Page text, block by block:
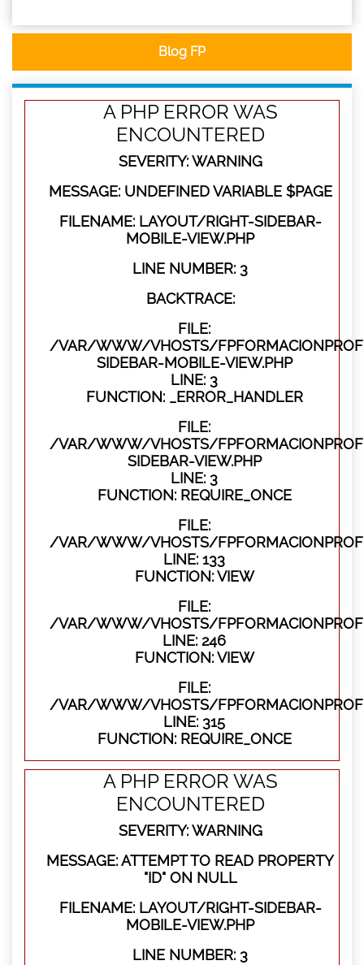
Blog FP
A PHP ERROR WAS
ENCOUNTERED
SEVERITY: WARNING
MESSAGE: UNDEFINED VARIABLE $PAGE
FILENAME: LAYOUT/RIGHT-SIDEBAR-
MOBILE-VIEW.PHP
LINE NUMBER: 3
BACKTRACE:
FILE:
/VAR/WWW/VHOSTS/
SIDEBAR-MOBILE-VIEW.PHP
LINE: 3
FUNCTION: _ERROR_HANDLER
FILE:
/VAR/WWW/VHOSTS/
SIDEBAR-VIEW.PHP
LINE: 3
FUNCTION: REQUIRE_ONCE
FILE:
/VAR/WWW/VHOSTS/
LINE: 133
FUNCTION: VIEW
FILE:
/VAR/WWW/VHOSTS/
LINE: 246
FUNCTION: VIEW
FILE:
/VAR/WWW/VHOSTS/
LINE: 315
FUNCTION: REQUIRE_ONCE
A PHP ERROR WAS
ENCOUNTERED
SEVERITY: WARNING
MESSAGE: ATTEMPT TO READ PROPERTY
"ID" ON NULL
FILENAME: LAYOUT/RIGHT-SIDEBAR-
MOBILE-VIEW.PHP
LINE NUMBER: 3